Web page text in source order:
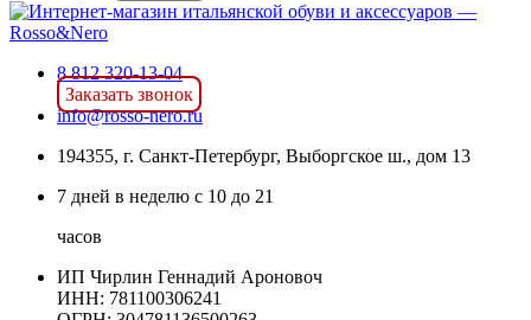
8 812 320-13-04
Заказать звонок
info@rosso-nero.ru
194355, г. Санкт-Петербург, Выборгское ш., дом 13
7 дней в неделю с 10 до 21
часов
ИП Чирлин Геннадий Ароновоч
ИНН: 781100306241